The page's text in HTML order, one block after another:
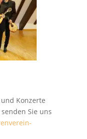
Konzerte
Sie uns